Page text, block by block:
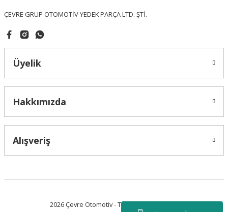
ÇEVRE GRUP OTOMOTİV YEDEK PARÇA LTD. ŞTİ.
Üyelik
Hakkımızda
Alışveriş
2026 Çevre Otomotiv - Tüm Hakları Saklıdır.